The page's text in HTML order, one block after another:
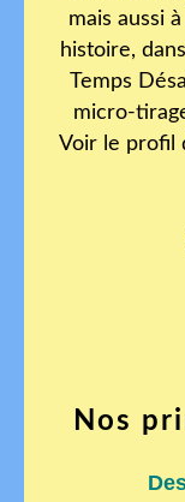
mais aussi
histoire,
Temps
micro-
Voir le profil
Nos